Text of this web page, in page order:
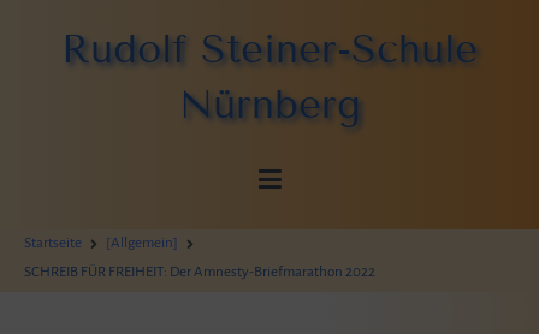
springenRudolf Steiner-Schule
Nürnberg
Startseite
[Allgemein]
SCHREIB FÜR FREIHEIT: Der Amnesty-Briefmarathon 2022